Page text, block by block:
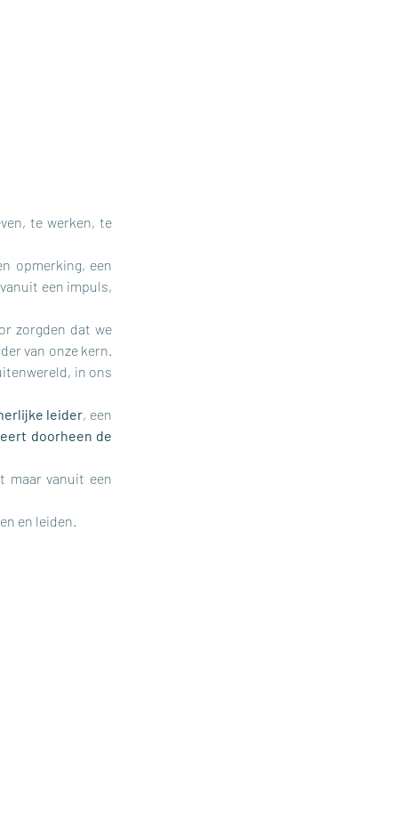
te werken, te
opmerking, een
een impuls,
zorgden dat we
van onze kern.
in ons
leider, een
doorheen de
maar vanuit een
en leiden.